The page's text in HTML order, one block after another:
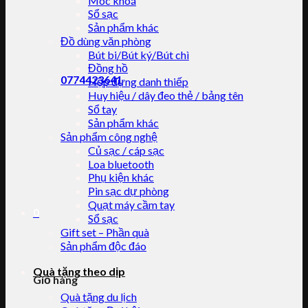
0774423641
Giỏ hàng
Sổ sạc
Sản phẩm khác
Đồ dùng văn phòng
Bút bi/Bút ký/Bút chì
Đồng hồ
Hộp đựng danh thiếp
Huy hiệu / dây đeo thẻ / bảng tên
Sổ tay
Sản phẩm khác
Sản phẩm công nghệ
Củ sạc / cáp sạc
Loa bluetooth
Phụ kiện khác
Pin sạc dự phòng
Quạt máy cầm tay
Sổ sạc
Gift set – Phần quà
Sản phẩm độc đáo
Quà tặng theo dịp
Quà tặng du lịch